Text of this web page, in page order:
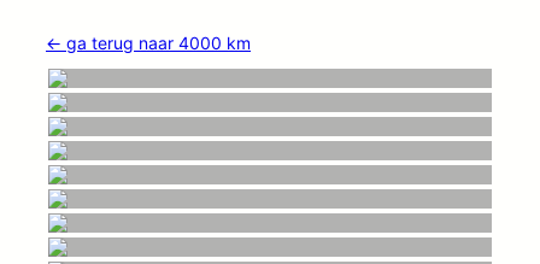
← ga terug naar 4000 km